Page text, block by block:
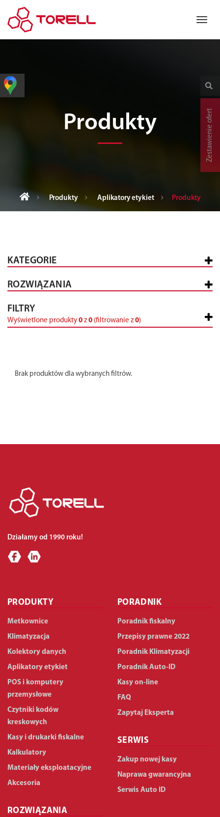
Produkty
Produkty Aplikatory etykiet Produkty
KATEGORIE
ROZWIĄZANIA
FILTRY
Wyświetlone produkty 0 z0 (filtrowanie z0)
Brak produktów dla wybranych filtrów.
Działamy od 1990 roku!
PRODUKTY
Metkownice
Klimatyzacja
Kolektory danych
Aplikatory etykiet
POS i komputery
przemysłowe
Czytniki kodów
kreskowych
Kasy i drukarki fiskalne
Kalkulatory
Materiały eksploatacyjne
Akcesoria
ROZWIĄZANIA
PORADNIK
Poradnik fiskalny
Przepisy prawne 2022
Poradnik Klimatyzacji
Poradnik Auto-ID
Kasy on-line
FAQ
Zapytaj Eksperta
SERWIS
Zakup nowej kasy
Naprawa gwarancyjna
Serwis Auto ID
Zestawienie ofert